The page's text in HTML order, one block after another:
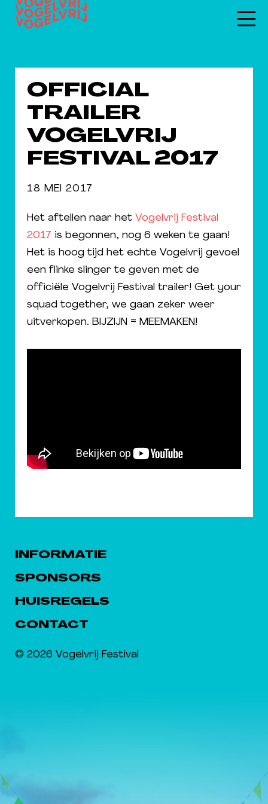
OFFICIAL
TRAILER
VOGELVRIJ
FESTIVAL 2017
18 MEI 2017
Het aftellen naar het Vogelvrij Festival
2017 is begonnen, nog 6 weken te gaan!
Het is hoog tijd het echte Vogelvrij gevoel
een flinke slinger te geven met de
officiële Vogelvrij Festival trailer! Get your
squad together, we gaan zeker weer
uitverkopen. BIJZIJN = MEEMAKEN!
INFORMATIE
SPONSORS
HUISREGELS
CONTACT
© 2026 Vogelvrij Festival